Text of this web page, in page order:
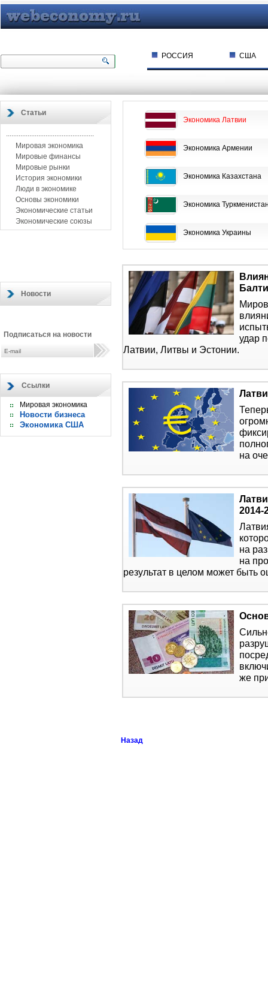
РОССИЯ США
Статьи
.................................................
Мировая экономика
Мировые финансы
Мировые рынки
История экономики
Люди в экономике
Основы экономики
Экономические статьи
Экономические союзы
Новости
Подписаться на новости
Ссылки
Мировая экономика
Новости бизнеса
Экономика США
Экономика Латвии
Экономика Армении
Экономика Казахстана
Экономика
Экономика Украины
удар
Латвии, Литвы и Эстонии.
на
2014-
на
на
результат в целом может быть
же
Назад